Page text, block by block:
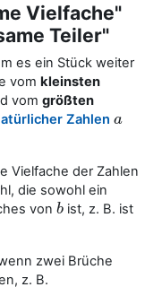
Vielfache"
Teiler"
es ein Stück weiter
vom kleinsten
vom größten
Zahlen a
a
Vielfache der Zahlen
die sowohl ein
vonb
b ist, z. B. ist
zwei Brüche
z. B.